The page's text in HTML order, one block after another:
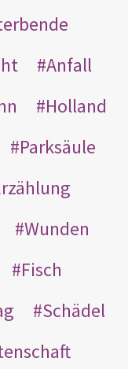
Anfall
Holland
Parksäule
Wunden
Fisch
Schädel